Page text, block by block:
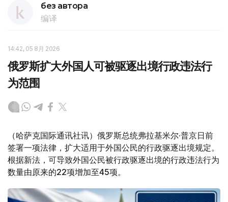
без автора
编译
14:42, 05 8月 2026
俄罗斯扩大外国人可被驱逐出境行政违法行
为范围
（哈萨克国际通讯社讯）俄罗斯总统弗拉基米尔·普京日前
签署一项法律，扩大适用于外国公民的行政驱逐出境规定。
根据新法，可导致外国公民被行政驱逐出境的行政违法行为
数量由原来的22项增加至45项。